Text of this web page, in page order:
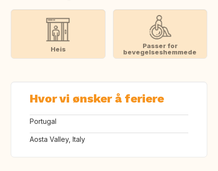
Heis
Passer for
bevegelseshemmede
Hvor vi ønsker å feriere
Portugal
Aosta Valley, Italy